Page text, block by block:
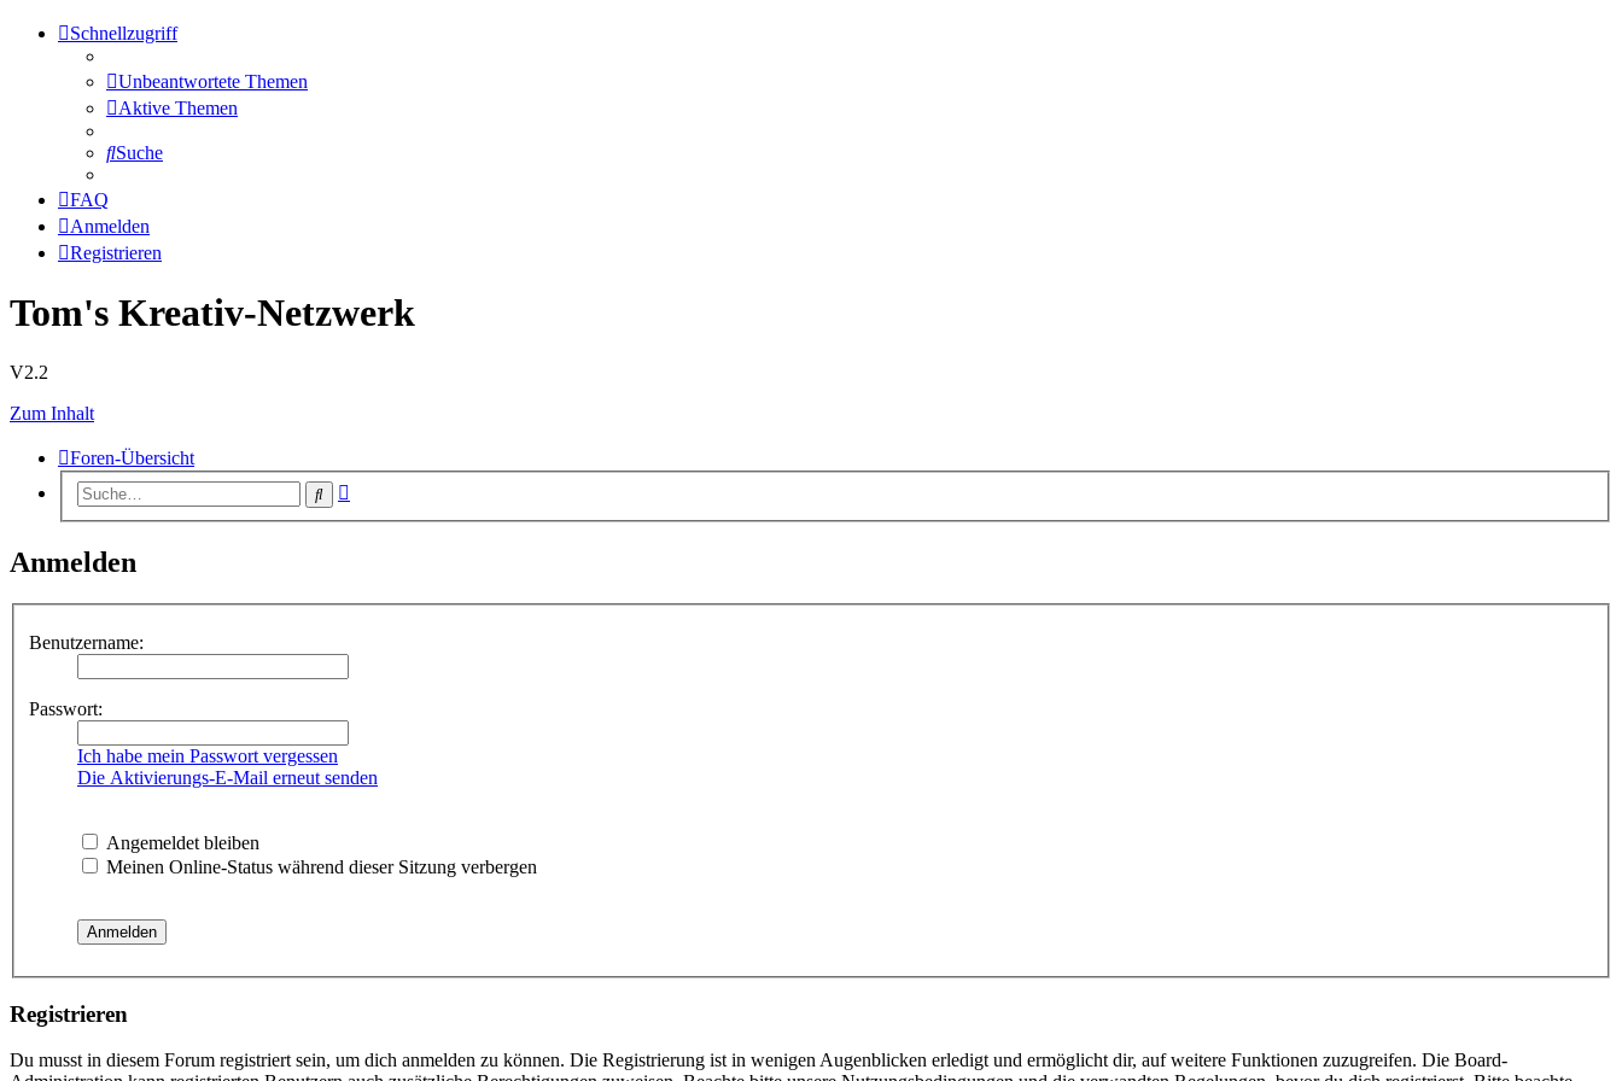
Schnellzugriff
Unbeantwortete Themen
Aktive Themen
Suche
FAQ
Anmelden
Registrieren
Tom's Kreativ-Netzwerk
V2.2
Zum Inhalt
Foren-Übersicht
Suche
Anmelden
Benutzername:
Passwort:
Ich habe mein Passwort vergessen
Die Aktivierungs-E-Mail erneut senden
Angemeldet bleiben
Meinen Online-Status während dieser Sitzung verbergen
Registrieren
Du musst in diesem Forum registriert sein, um dich anmelden zu können. Die Registrierung ist in wenigen Augenblicken erledigt und ermöglicht dir, auf weitere Funktionen zuzugreifen. Die Board-